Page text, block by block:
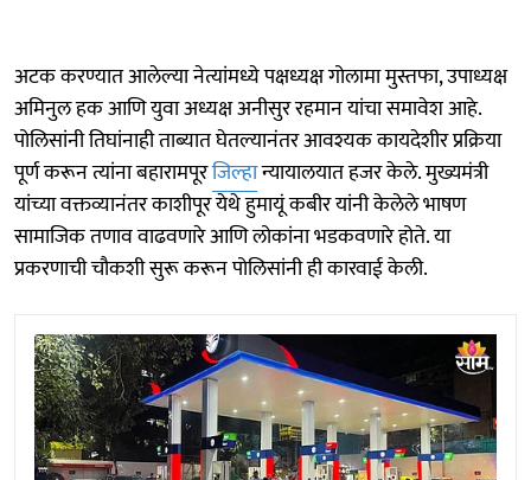
अटक करण्यात आलेल्या नेत्यांमध्ये पक्षध्यक्ष गोलामा मुस्तफा, उपाध्यक्ष
अमिनुल हक आणि युवा अध्यक्ष अनीसुर रहमान यांचा समावेश आहे.
पोलिसांनी तिघांनाही ताब्यात घेतल्यानंतर आवश्यक कायदेशीर प्रक्रिया
पूर्ण करून त्यांना बहारामपूरजिल्हान्यायालयात हजर केले. मुख्यमंत्री
यांच्या वक्तव्यानंतर काशीपूर येथे हुमायूं कबीर यांनी केलेले भाषण
सामाजिक तणाव वाढवणारे आणि लोकांना भडकवणारे होते. या
प्रकरणाची चौकशी सुरू करून पोलिसांनी ही कारवाई केली.